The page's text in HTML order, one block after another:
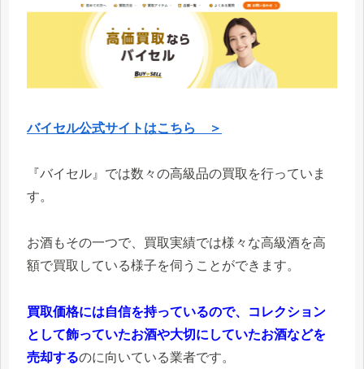
バイセル公式サイトはこちら ＞
『バイセル』では数々の高級品の買取を行っていま
す。
お酒もその一つで、買取実績では様々な高級酒を高
額で買取している様子を伺うことができます。
買取価格には自信を持っているので、コレクション
として飾っていたお酒や大切にしていたお酒などを
売却するのに向いている業者です。